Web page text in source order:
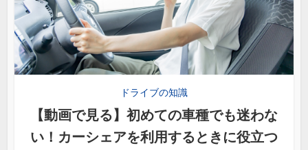
ドライブの知識
【動画で見る】初めての車種でも迷わな
い！カーシェアを利用するときに役立つ